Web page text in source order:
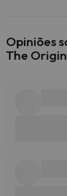
Opiniões
The